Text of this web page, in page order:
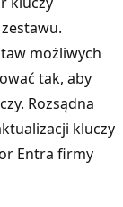
możliwych
tak, aby
Rozsądna
kluczy
Entra firmy